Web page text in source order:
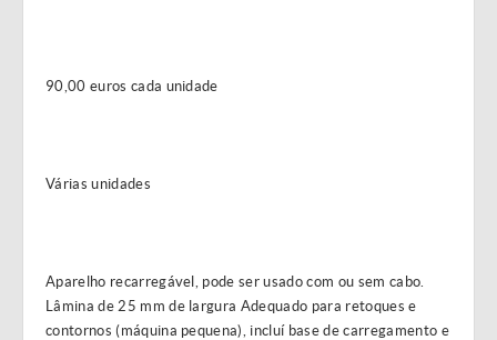
90,00 euros cada unidade
Várias unidades
Aparelho recarregável, pode ser usado com ou sem cabo.
Lâmina de 25 mm de largura Adequado para retoques e
contornos (máquina pequena), incluí base de carregamento e